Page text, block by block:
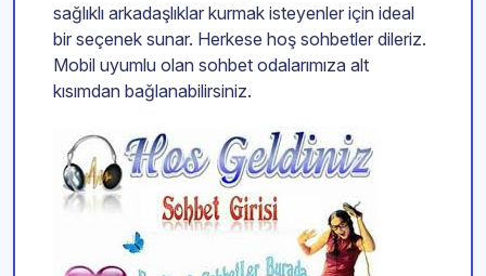
sağlıklı arkadaşlıklar kurmak isteyenler için ideal
bir seçenek sunar. Herkese hoş sohbetler dileriz.
Mobil uyumlu olan sohbet odalarımıza alt
kısımdan bağlanabilirsiniz.